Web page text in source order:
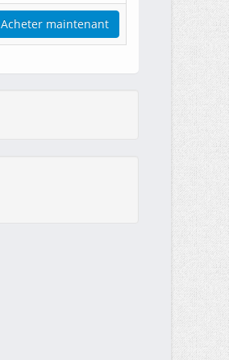
Acheter maintenant